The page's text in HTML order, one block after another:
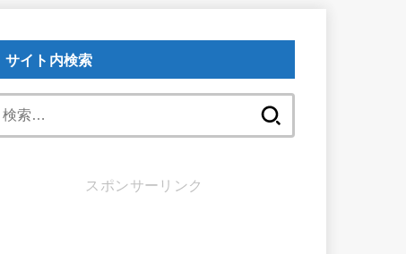
サイト内検索
索:
スポンサーリンク